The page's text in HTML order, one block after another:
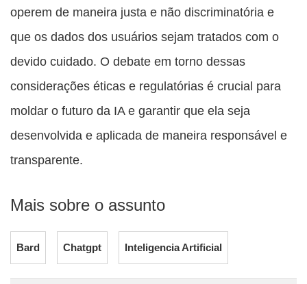
operem de maneira justa e não discriminatória e
que os dados dos usuários sejam tratados com o
devido cuidado. O debate em torno dessas
considerações éticas e regulatórias é crucial para
moldar o futuro da IA e garantir que ela seja
desenvolvida e aplicada de maneira responsável e
transparente.
Mais sobre o assunto
Bard Chatgpt Inteligencia Artificial